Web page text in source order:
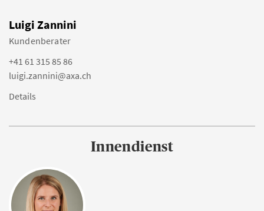
Luigi Zannini
Kundenberater
+41 61 315 85 86
luigi.zannini@axa.ch
Details
Innendienst